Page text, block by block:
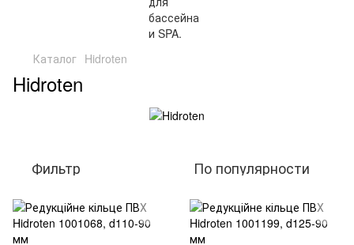
Каталог Hidroten
Hidroten
Фильтр По популярности